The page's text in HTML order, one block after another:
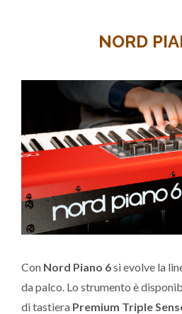
NORD
Con Nord Piano 6si evolve la
da palco. Lo strumento è
di tastiera Premium Triple